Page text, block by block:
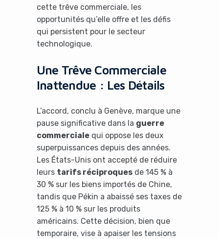
cette trêve commerciale, les
opportunités qu’elle offre et les défis
qui persistent pour le secteur
technologique.
Une Trêve Commerciale
Inattendue : Les Détails
L’accord, conclu à Genève, marque une
pause significative dans la guerre
commercialequi oppose les deux
superpuissances depuis des années.
Les États-Unis ont accepté de réduire
leurs tarifs réciproquesde 145 % à
30 % sur les biens importés de Chine,
tandis que Pékin a abaissé ses taxes de
125 % à 10 % sur les produits
américains. Cette décision, bien que
temporaire, vise à apaiser les tensions